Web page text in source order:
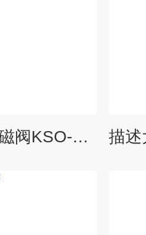
大金DAIKIN电磁阀KSO-G03-2CB-20使用方式